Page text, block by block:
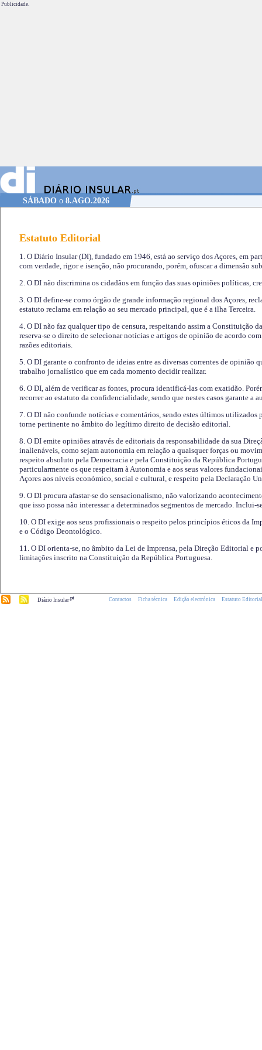
Publicidade.
SÁBADOo 8.AGO.2026
Estatuto Editorial
1. O Diário Insular (DI), fundado em 1946, está ao serviço dos Açores, em
com verdade, rigor e isenção, não procurando, porém, ofuscar a dimensão
2. O DI não discrimina os cidadãos em função das suas opiniões políticas,
3. O DI define-se como órgão de grande informação regional dos Açores,
estatuto reclama em relação ao seu mercado principal, que é a ilha Terceira.
4. O DI não faz qualquer tipo de censura, respeitando assim a Constituição
reserva-se o direito de selecionar notícias e artigos de opinião de acordo
razões editoriais.
5. O DI garante o confronto de ideias entre as diversas correntes de opinião
trabalho jornalístico que em cada momento decidir realizar.
6. O DI, além de verificar as fontes, procura identificá-las com exatidão.
recorrer ao estatuto da confidencialidade, sendo que nestes casos garante a
7. O DI não confunde notícias e comentários, sendo estes últimos utilizados
torne pertinente no âmbito do legítimo direito de decisão editorial.
8. O DI emite opiniões através de editoriais da responsabilidade da sua
inalienáveis, como sejam autonomia em relação a quaisquer forças ou
respeito absoluto pela Democracia e pela Constituição da República
particularmente os que respeitam à Autonomia e aos seus valores
Açores aos níveis económico, social e cultural, e respeito pela Declaração
9. O DI procura afastar-se do sensacionalismo, não valorizando
que isso possa não interessar a determinados segmentos de mercado.
10. O DI exige aos seus profissionais o respeito pelos princípios éticos da
e o Código Deontológico.
11. O DI orienta-se, no âmbito da Lei de Imprensa, pela Direção Editorial e
limitações inscrito na Constituição da República Portuguesa.
Diário Insular.pt Contactos Ficha técnica Edição electrónica Estatuto Editorial